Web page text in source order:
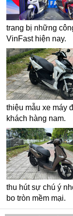
trang bị những
VinFast hiện nay.
thiệu mẫu xe máy
khách hàng nam.
thu hút sự chú ý
bo tròn mềm mại.